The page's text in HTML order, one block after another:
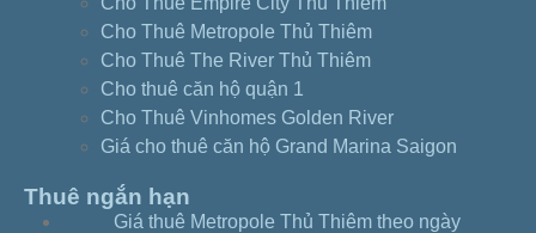
Cho Thuê Metropole Thủ Thiêm
Cho Thuê The River Thủ Thiêm
Cho thuê căn hộ quận 1
Cho Thuê Vinhomes Golden River
Giá cho thuê căn hộ Grand Marina Saigon
Thuê ngắn hạn
Giá thuê Metropole Thủ Thiêm theo ngày